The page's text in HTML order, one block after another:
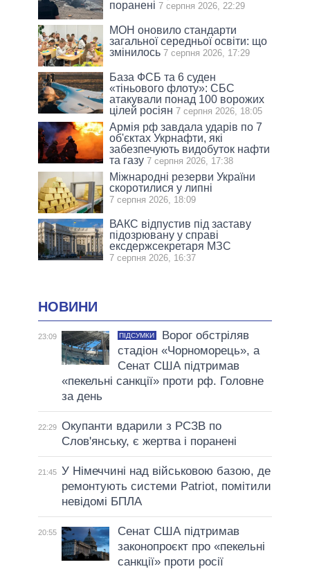
поранені 7 серпня 2026, 22:29
МОН оновило стандарти
загальної середньої освіти: що
змінилось 7 серпня 2026, 17:29
База ФСБ та 6 суден
«тіньового флоту»: СБС
атакували понад 100 ворожих
цілей росіян 7 серпня 2026, 18:05
Армія рф завдала ударів по 7
об'єктах Укрнафти, які
забезпечують видобуток нафти
та газу 7 серпня 2026, 17:38
Міжнародні резерви України
скоротилися у липні
7 серпня 2026, 18:09
ВАКС відпустив під заставу
підозрювану у справі
ексдержсекретаря МЗС
7 серпня 2026, 16:37
НОВИНИ
23:09 ПІДСУМКИ
Ворог обстріляв
стадіон «Чорноморець», а
Сенат США підтримав
«пекельні санкції» проти рф. Головне
за день
22:29 Окупанти вдарили з РСЗВ по
Слов'янську, є жертва і поранені
21:45 У Німеччині над військовою базою, де
ремонтують системи Patriot, помітили
невідомі БПЛА
20:55
Сенат США підтримав
законопроєкт про «пекельні
санкції» проти росії